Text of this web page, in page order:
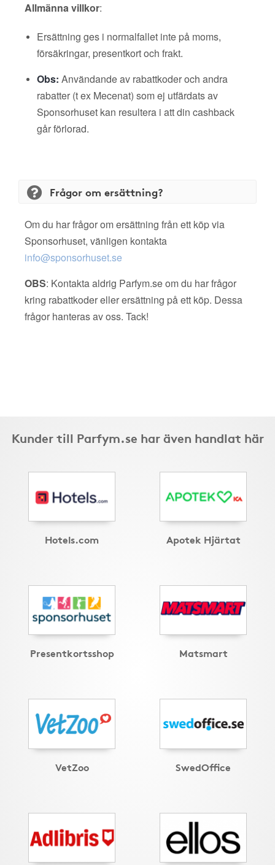
Allmänna villkor:
Ersättning ges i normalfallet inte på moms,
försäkringar, presentkort och frakt.
Obs: Användande av rabattkoder och andra
rabatter (t ex Mecenat) som ej utfärdats av
Sponsorhuset kan resultera i att din cashback
går förlorad.
Frågor om ersättning?
Om du har frågor om ersättning från ett köp via
Sponsorhuset, vänligen kontakta
info@sponsorhuset.se
OBS: Kontakta aldrig Parfym.se om du har frågor
kring rabattkoder eller ersättning på ett köp. Dessa
frågor hanteras av oss. Tack!
Kunder till Parfym.se har även handlat här
Hotels.com Apotek Hjärtat
Presentkortsshop Matsmart
VetZoo SwedOffice